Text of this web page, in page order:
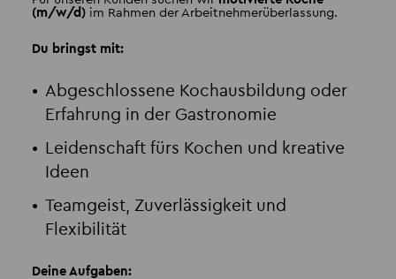
(m/w/d)im Rahmen der Arbeitnehmerüberlassung.
Du bringst mit:
Abgeschlossene Kochausbildung oder
Erfahrung in der Gastronomie
Leidenschaft fürs Kochen und kreative
Ideen
Teamgeist, Zuverlässigkeit und
Flexibilität
Deine Aufgaben: